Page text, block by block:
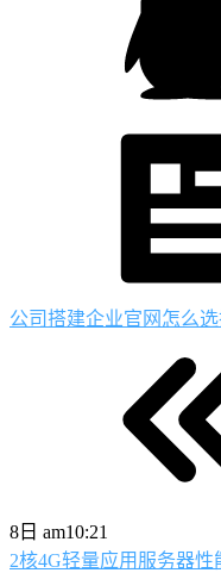
公司搭建企业官网怎么
8日 am10:21
2核4G轻量应用服务器性